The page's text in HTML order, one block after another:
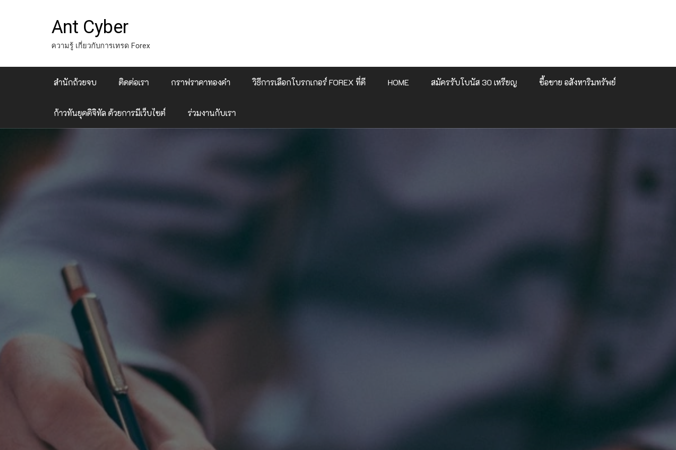
Ant Cyber
ความรู้ เกี่ยวกับการเทรด Forex
สำนักถ้วยจบ ติดต่อเรา กราฟราคาทองคำ วิธีการเลือกโบรกเกอร์ FOREX ที่ดี HOME สมัครรับโบนัส 30 เหรียญ ซื้อขาย อสังหาริมทรัพย์
ก้าวทันยุคดิจิทัล ด้วยการมีเว็บไซต์ ร่วมงานกับเรา